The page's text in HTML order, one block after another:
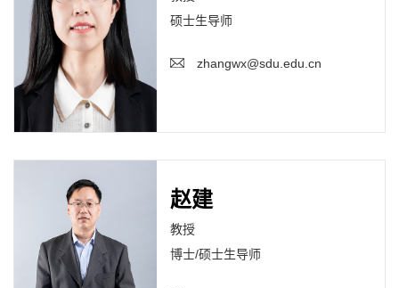
硕士生导师
zhangwx@sdu.edu.cn
赵建
教授
博士/硕士生导师